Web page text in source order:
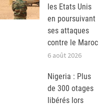
les Etats Unis
en poursuivant
ses attaques
contre le Maroc
6 août 2026
Nigeria : Plus
de 300 otages
libérés lors